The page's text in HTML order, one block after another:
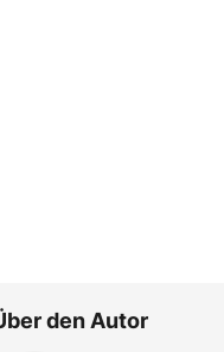
den Autor